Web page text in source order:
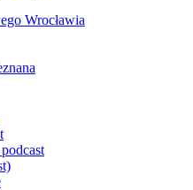
Wrocławia